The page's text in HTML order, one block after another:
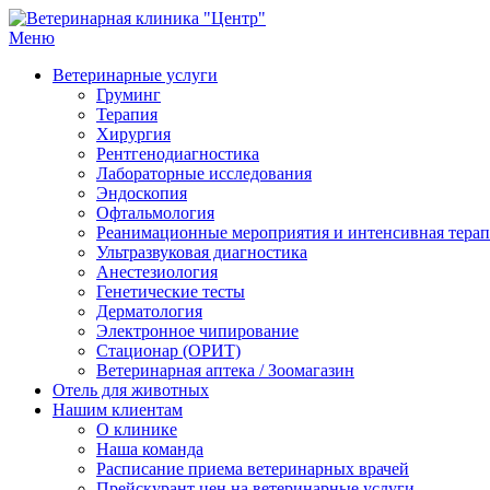
Перейти
к
Меню
Ветеринарные услуги
Груминг
Терапия
Хирургия
Рентгенодиагностика
Лабораторные исследования
Эндоскопия
Офтальмология
Реанимационные мероприятия и интенсивная
Ультразвуковая диагностика
Анестезиология
Генетические тесты
Дерматология
Электронное чипирование
Стационар (ОРИТ)
Ветеринарная аптека / Зоомагазин
Отель для животных
Нашим клиентам
О клинике
Наша команда
Расписание приема ветеринарных врачей